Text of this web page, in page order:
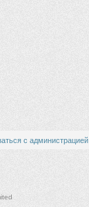
с администрацией